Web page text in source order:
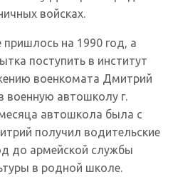
войсках.
на 1990 год, а
поступить в институт
военкомата Дмитрий
военную автошколу г.
автошкола была с
получил водительские
до армейской службы
в родной школе.